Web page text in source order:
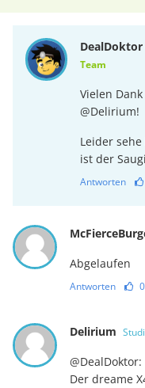
Team
Vielen
@Delirium!
Leider
ist der
Antworten
Abgelaufen
Antworten 0
Delirium Studi
@DealDoktor:
Der dreame